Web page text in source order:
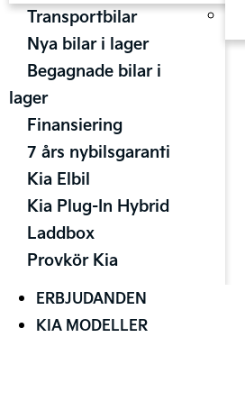
Transportbilar
Nya bilar i lager
Begagnade bilar i
lager
Finansiering
7 års nybilsgaranti
Kia Elbil
Kia Plug-In Hybrid
Laddbox
Provkör Kia
ERBJUDANDEN
KIA MODELLER